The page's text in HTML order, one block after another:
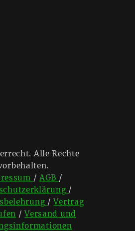
Alle Rechte
/ AGB /
/
/Vertrag
/Versand und